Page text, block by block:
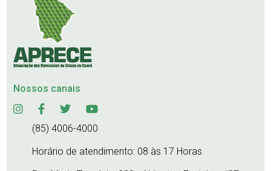
Nossos canais
(85) 4006-4000
Horário de atendimento: 08 às 17 Horas